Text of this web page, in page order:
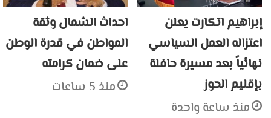
إبراهيم اتكارت يعلن
اعتزاله العمل السياسي
نهائياً بعد مسيرة حافلة
بإقليم الحوز
منذ ساعة واحدة
احداث الشمال وثقة
المواطن في قدرة الوطن
على ضمان كرامته
منذ 5 ساعات